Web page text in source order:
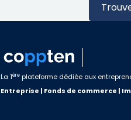
La 1èreplateforme dédiée aux
Entreprise | Fonds de commerce |